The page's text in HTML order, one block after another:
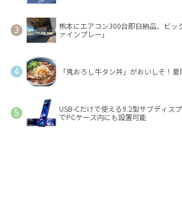
熊本にエアコン300台即日納品、ビッ
ァインプレー」
「鬼おろし牛タン丼」がおいしそ！
USB-Cだけで使える9.2型サブディス
でPCケース内にも設置可能